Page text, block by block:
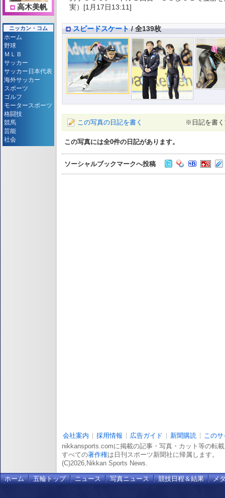
実）[1月17日13:11]
スピードスケート/ 全139枚
この写真の日記を書く ※日記を書
この写真には全0件の日記があります。
ソーシャルブックマークへ投稿
高木美帆
ニッカン・コム
ホーム
野球
ＭＬＢ
サッカー
サッカー日本代表
海外サッカー
スポーツ
ゴルフ
モータースポーツ
格闘技
競馬
芸能
社会
会社案内 採用情報 広告ガイド 新聞購読
この
nikkansports.comに掲載の記事・写真・カット等の転
すべての著作権は日刊スポーツ新聞社に帰属します。
(C)2026,Nikkan Sports News.
ホーム 五輪トップ ニュース 写真ニュース 競技日程＆結果 メ